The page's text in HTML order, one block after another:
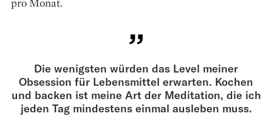
Die wenigsten würden das Level meiner
Obsession für Lebensmittel erwarten. Kochen
und backen ist meine Art der Meditation, die ich
jeden Tag mindestens einmal ausleben muss.